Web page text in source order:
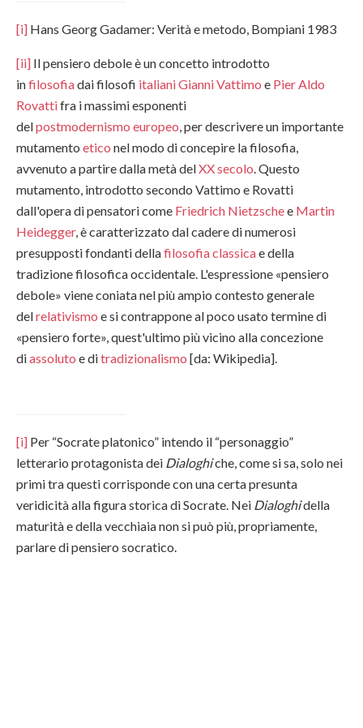
[i] Hans Georg Gadamer: Verità e metodo, Bompiani 1983
[ii] Il pensiero debole è un concetto introdotto
infilosofiadai filosofi italianiGianni Vattimo e Pier Aldo
Rovattifra i massimi esponenti
delpostmodernismo europeo, per descrivere un importante
mutamento etico nel modo di concepire la filosofia,
avvenuto a partire dalla metà delXX secolo. Questo
mutamento, introdotto secondo Vattimo e Rovatti
dall'opera di pensatori come Friedrich Nietzschee Martin
Heidegger, è caratterizzato dal cadere di numerosi
presupposti fondanti dellafilosofia classicae della
tradizione filosofica occidentale. L'espressione «pensiero
debole» viene coniata nel più ampio contesto generale
delrelativismo e si contrappone al poco usato termine di
«pensiero forte», quest'ultimo più vicino alla concezione
diassoluto e ditradizionalismo [da: Wikipedia].
[i] Per “Socrate platonico” intendo il “personaggio”
letterario protagonista dei Dialoghiche, come si sa, solo nei
primi tra questi corrisponde con una certa presunta
veridicità alla figura storica di Socrate. Nei Dialoghidella
maturità e della vecchiaia non si può più, propriamente,
parlare di pensiero socratico.